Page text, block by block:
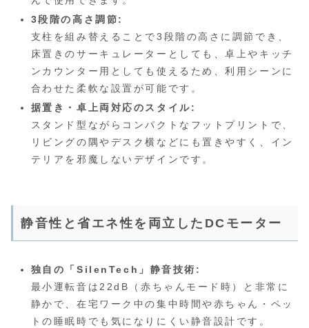
3段階の高さ調節:
支柱を組み替えることで3段階の高さに調節でき、
床置きのサーキュレーターとしても、卓上やキッチ
ンカウンター用としても使えるため、利用シーンに
合わせた柔軟な設置が可能です。
据置き・卓上両対応のスタイル:
スタンド型ながらコンパクトなフットプリントで、
リビングの隅やデスク横などにも置きやすく、イン
テリアを邪魔しないデザインです。
静音性と省エネ性を両立したDCモーター
独自の「SilenTech」静音技術:
最小運転音は22dB（赤ちゃんモード時）と非常に
静かで、在宅ワーク中の集中時間や赤ちゃん・ペッ
トの睡眠時でも気になりにくい静音設計です。